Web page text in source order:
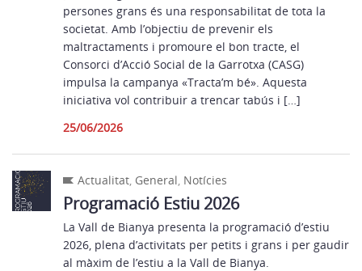
persones grans és una responsabilitat de tota la
societat. Amb l’objectiu de prevenir els
maltractaments i promoure el bon tracte, el
Consorci d’Acció Social de la Garrotxa (CASG)
impulsa la campanya «Tracta’m bé». Aquesta
iniciativa vol contribuir a trencar tabús i […]
25/06/2026
Actualitat, General, Notícies
Programació Estiu 2026
La Vall de Bianya presenta la programació d’estiu
2026, plena d’activitats per petits i grans i per gaudir
al màxim de l’estiu a la Vall de Bianya.